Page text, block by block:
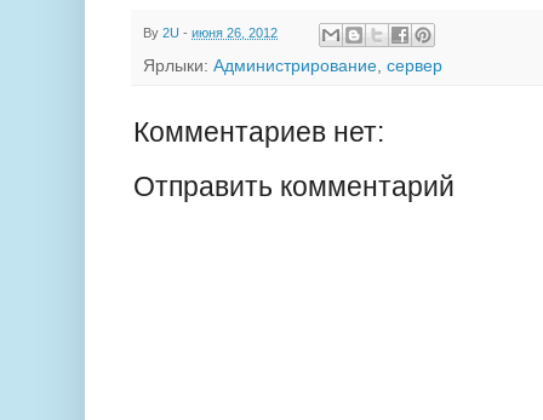
By 2U - июня 26, 2012
Ярлыки: Администрирование сервер
Комментариев нет:
Отправить комментарий